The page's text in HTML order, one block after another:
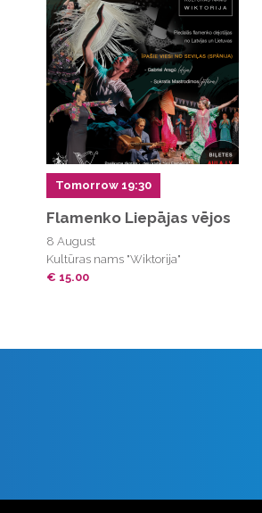
Tomorrow 19:30
Flamenko Liepājas vējos
8 August
Kultūras nams "Wiktorija"
€ 15.00